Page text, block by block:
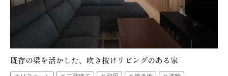
既存の梁を活かした、吹き抜けリビングのある家